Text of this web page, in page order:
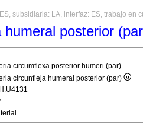
subsidiaria: LA, interfaz: ES, trabajo en
humeral posterior
circumflexa posterior humeri (par)
circunfleja humeral posterior (par)